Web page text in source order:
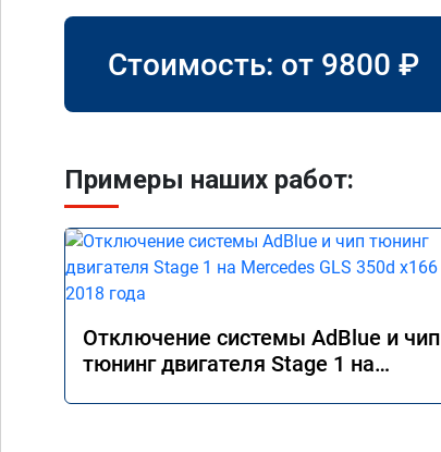
Стоимость: от 9800 ₽
Примеры наших работ:
Отключение системы AdBlue и чип
тюнинг двигателя Stage 1 на